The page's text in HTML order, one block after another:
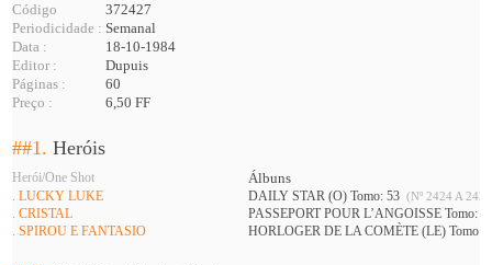
Código
372427
Periodicidade : Semanal
Data :
18-10-1984
Editor :
Dupuis
Páginas :
60
Preço :
6,50 FF
##1.Heróis
Herói/One Shot Álbuns
. LUCKY LUKE DAILY STAR (O) Tomo: 53 (Nº 2424 A
. CRISTAL PASSEPORT POUR L’ANGOISSE Tomo: 3
. SPIROU E FANTASIO HORLOGER DE LA COMÈTE (LE) Tomo: